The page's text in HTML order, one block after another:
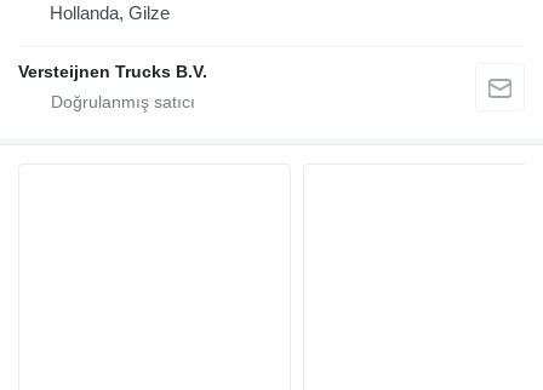
Hollanda, Gilze
Versteijnen Trucks B.V.